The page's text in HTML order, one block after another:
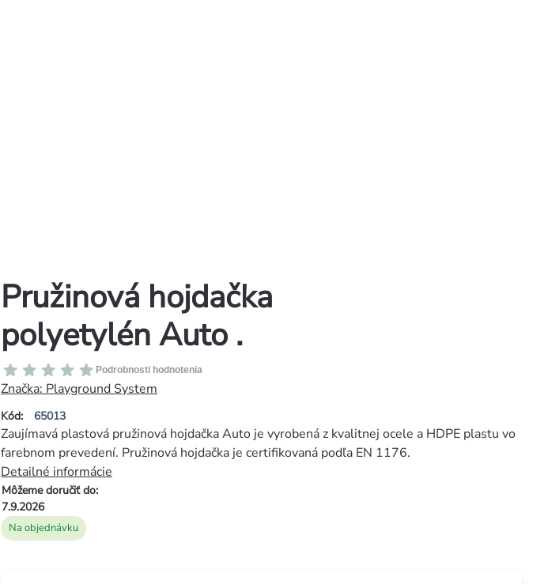
Pružinová hojdačka
polyetylén Auto .
Kód: 65013
Priemerné
hodnotenie
produktu
je
0,0
z
5
hviezdičiek.
Podrobnosti hodnotenia
Značka: Playground System
Na objednávku
Môžeme doručiť do:
7.9.2026
Zaujímavá plastová pružinová hojdačka Auto je vyrobená z kvalitnej ocele a HDPE plastu vo
farebnom prevedení. Pružinová hojdačka je certifikovaná podľa EN 1176.
Detailné informácie